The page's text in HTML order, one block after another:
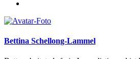
Bettina Schellong-Lammel